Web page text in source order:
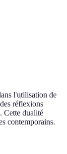
l'utilisation de
réflexions
Cette dualité
contemporains.